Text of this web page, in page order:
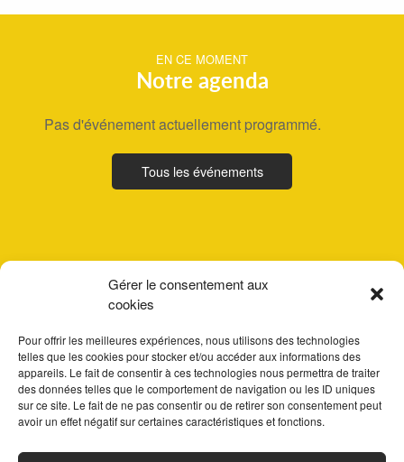
Gérer le consentement aux
cookies
Pour offrir les meilleures expériences, nous utilisons des technologies
telles que les cookies pour stocker et/ou accéder aux informations des
appareils. Le fait de consentir à ces technologies nous permettra de traiter
des données telles que le comportement de navigation ou les ID uniques
sur ce site. Le fait de ne pas consentir ou de retirer son consentement peut
avoir un effet négatif sur certaines caractéristiques et fonctions.
EN CE MOMENT
Notre agenda
Pas d'événement actuellement programmé.
Tous les événements